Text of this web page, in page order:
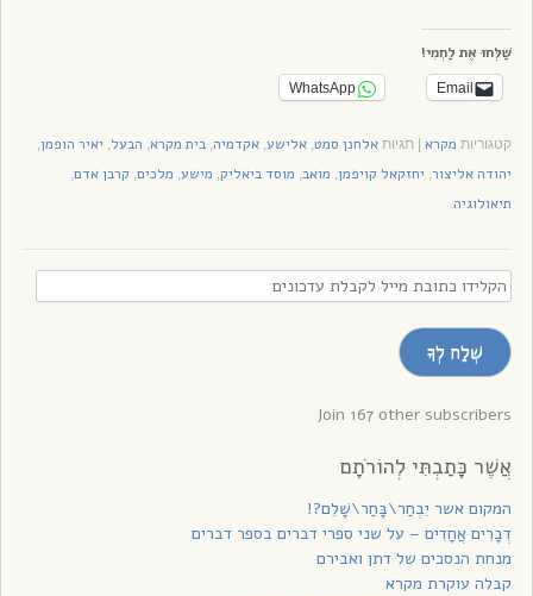
שַׁלְּחוּ אֶת לַחְמִי!
Email
WhatsApp
קטגוריות מקרא |תגיותאלחנן סמט,אלישע,אקדמיה,בית מקרא, הבעל, יאיר הופמן,
יהודה אליצור, יחזקאל קויפמן, מואב, מוסד ביאליק, מישע, מלכים, קרבן אדם,
תיאולוגיה
הקלידו
כתובת
מייל
לקבלת
עדכונים
שְׁלַח לְךָ
Join 167 other subscribers
אֲשֶׁר כָּתַבְתִּי לְהוֹרֹתָם
המקום אשר יִבְחַר\בָּחַר\שָׁלֵם?!
דְבָרִים אֲחָדִים – על שני ספרי דברים בספר דברים
מנחת הנסכים של דתן ואבירם
קבלה עוקרת מקרא